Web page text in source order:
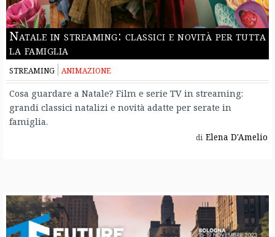
Natale in streaming: classici e novità per tutta
la famiglia
STREAMING ANIMAZIONE
Cosa guardare a Natale? Film e serie TV in streaming:
grandi classici natalizi e novità adatte per serate in
famiglia.
di Elena D'Amelio